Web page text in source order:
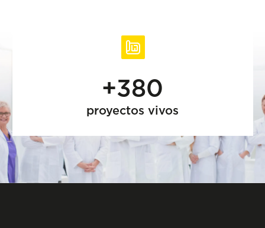
+380
proyectos vivos